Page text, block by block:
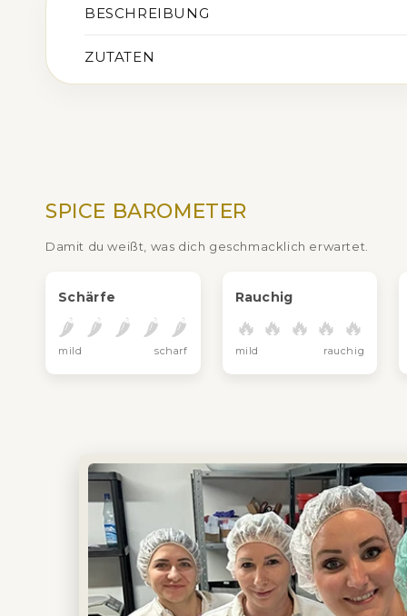
BESCHREIBUNG
Suppen & Eintöpfen
ZUTATEN
SPICE BAROMETER
Damit du weißt, was dich geschmacklich erwartet.
Schärfe
🌶️ 🌶️ 🌶️ 🌶️ 🌶️
mild scharf
Rauchig
🔥 🔥 🔥 🔥 🔥
mild rauchig